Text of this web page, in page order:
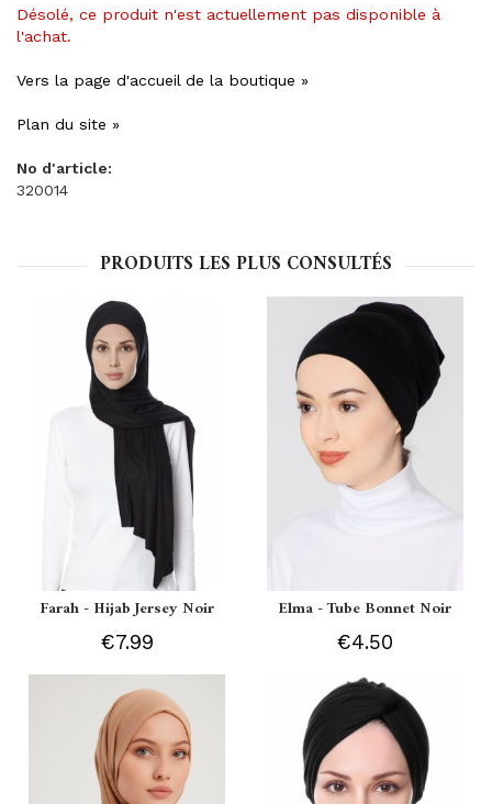
Désolé, ce produit n'est actuellement pas disponible à
l'achat.
Vers la page d'accueil de la boutique »
Plan du site »
No d'article:
320014
PRODUITS LES PLUS CONSULTÉS
Farah - Hijab Jersey Noir
€7.99
Elma - Tube Bonnet Noir
€4.50